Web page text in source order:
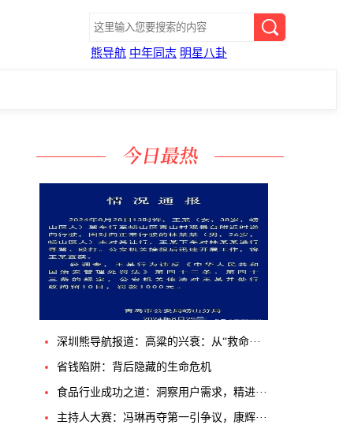
熊导航 中年同志 明星八卦
深圳熊导航报道：高粱的兴衰：从“救命···
省钱陷阱：背后隐藏的生命危机
食品行业成功之道：洞察用户需求，精进···
主持人大赛：冯琳再夺第一引争议，康辉···